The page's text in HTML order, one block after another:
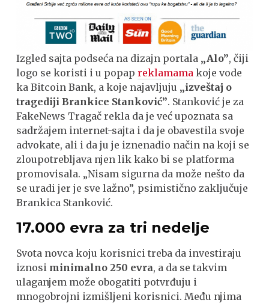
Izgled sajta podseća na dizajn portala „Alo”, čiji
logo se koristi i u popapreklamama koje vode
ka Bitcoin Bank, a koje najavljuju „izveštaj o
tragediji Brankice Stanković”. Stanković je za
FakeNews Tragač rekla da je već upoznata sa
sadržajem internet-sajta i da je obavestila svoje
advokate, ali i da ju je iznenadio način na koji se
zloupotrebljava njen lik kako bi se platforma
promovisala. „Nisam sigurna da može nešto da
se uradi jer je sve lažno”, psimistično zaključuje
Brankica Stanković.
17.000 evra za tri nedelje
Svota novca koju korisnici treba da investiraju
iznosi minimalno 250 evra, a da se takvim
ulaganjem može obogatiti potvrđuju i
mnogobrojni izmišljeni korisnici. Među njima